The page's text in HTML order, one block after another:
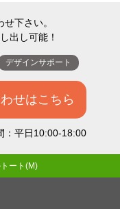
下さい。
出し可能！
デザインサポート
せはこちら
：平日10:00-18:00
ート(M)